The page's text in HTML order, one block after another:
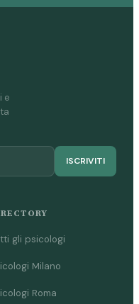
e
ISCRIVITI
gli psicologi
Milano
Roma